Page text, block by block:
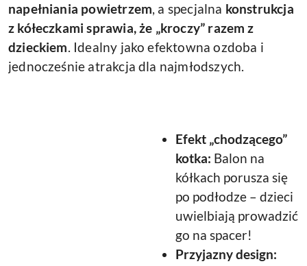
napełniania powietrzem, a specjalna konstrukcja
z kółeczkami sprawia, że „kroczy” razem z
dzieckiem. Idealny jako efektowna ozdoba i
jednocześnie atrakcja dla najmłodszych.
Efekt „chodzącego”
kotka: Balon na
kółkach porusza się
po podłodze – dzieci
uwielbiają prowadzić
go na spacer!
Przyjazny design: